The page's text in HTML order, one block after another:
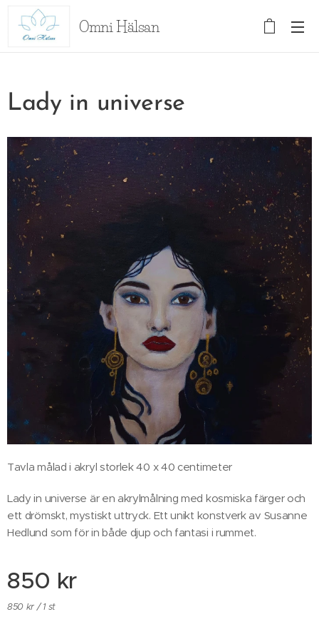
Omni Hälsan
Lady in universe
Tavla målad i akryl storlek 40 x 40 centimeter
Lady in universe är en akrylmålning med kosmiska färger och
ett drömskt, mystiskt uttryck. Ett unikt konstverk av Susanne
Hedlund som för in både djup och fantasi i rummet.
850 kr
850 kr / 1 st